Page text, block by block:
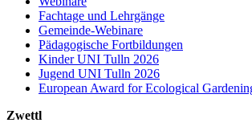
Fachtage und Lehrgänge
Gemeinde-Webinare
Pädagogische Fortbildungen
Kinder UNI Tulln 2026
Jugend UNI Tulln 2026
European Award for Ecological
Zwettl